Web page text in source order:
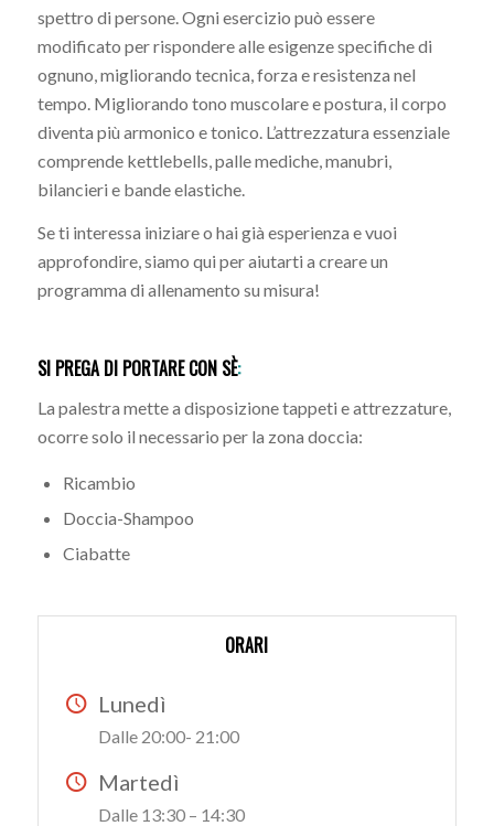
spettro di persone. Ogni esercizio può essere
modificato per rispondere alle esigenze specifiche di
ognuno, migliorando tecnica, forza e resistenza nel
tempo. Migliorando tono muscolare e postura, il corpo
diventa più armonico e tonico. L’attrezzatura essenziale
comprende kettlebells, palle mediche, manubri,
bilancieri e bande elastiche.
Se ti interessa iniziare o hai già esperienza e vuoi
approfondire, siamo qui per aiutarti a creare un
programma di allenamento su misura!
SI PREGA DI PORTARE CON SÈ:
La palestra mette a disposizione tappeti e attrezzature,
ocorre solo il necessario per la zona doccia:
Ricambio
Doccia-Shampoo
Ciabatte
ORARI
Lunedì
Dalle 20:00- 21:00
Martedì
Dalle 13:30 – 14:30